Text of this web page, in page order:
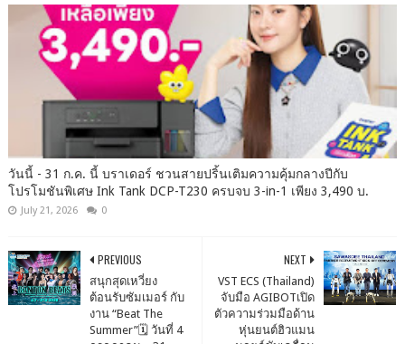
วันนี้ - 31 ก.ค. นี้ บราเดอร์ ชวนสายปริ้นเติมความคุ้มกลางปีกับ
โปรโมชันพิเศษ Ink Tank DCP-T230 ครบจบ 3-in-1 เพียง 3,490 บ.
July 21, 2026 0
NEXT
VST ECS (Thailand)
จับมือ AGIBOTเปิด
ตัวความร่วมมือด้าน
หุ่นยนต์ฮิวแมน
PREVIOUS
สนุกสุดเหวี่ยง
ต้อนรับซัมเมอร์ กับ
งาน “Beat The
Summer”🗓 วันที่ 4